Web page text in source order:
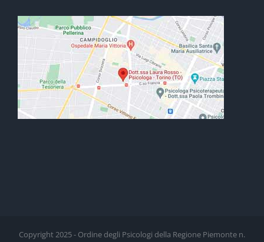
Copyright 2025 - Ordine degli Psicologi della Regione Piemonte n.